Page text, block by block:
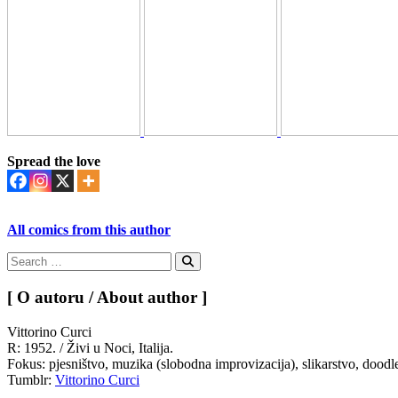
Spread the love
All comics from this author
Search
for:
Search
[ O autoru / About author ]
Vittorino Curci
R: 1952. / Živi u Noci, Italija.
Fokus: pjesništvo, muzika (slobodna improvizacija), slikarstvo,
Tumblr: Vittorino Curci